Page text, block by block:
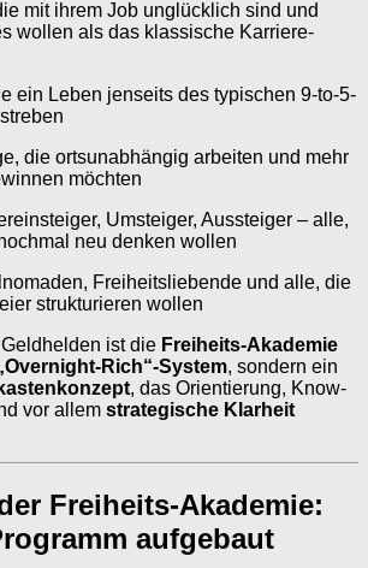
mit ihrem Job unglücklich sind und
wollen als das klassische Karriere-
ein Leben jenseits des typischen 9-to-5-
die ortsunabhängig arbeiten und mehr
möchten
Umsteiger, Aussteiger – alle,
neu denken wollen
Freiheitsliebende und alle, die
strukturieren wollen
ist die Freiheits-Akademie
Rich“-System, sondern ein
, das Orientierung, Know-
vor allem strategische Klarheit
Freiheits-Akademie:
aufgebaut